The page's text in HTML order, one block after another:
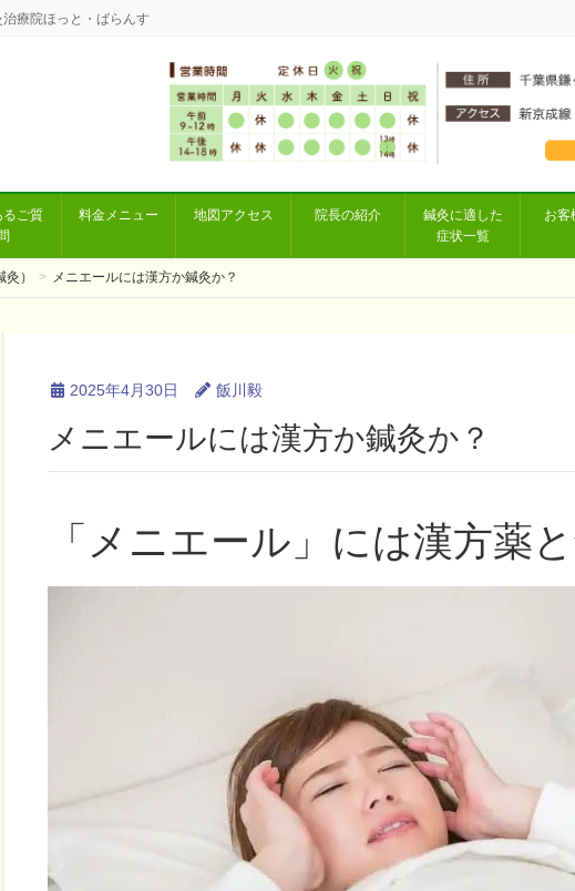
療院ほっと・ばらんす
るご質
料金メニュー 地図アクセス 院長の紹介
鍼灸に適した
症状一覧
お客
） メニエールには漢方か鍼灸か？
2025年4月30日 飯川毅
メニエールには漢方か鍼灸か？
「メニエール」には漢方薬